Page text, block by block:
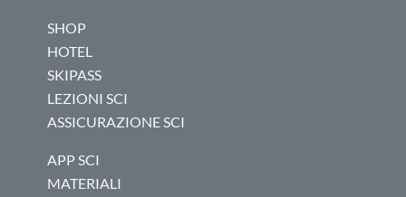
SHOP
HOTEL
SKIPASS
LEZIONI SCI
ASSICURAZIONE SCI
APP SCI
MATERIALI